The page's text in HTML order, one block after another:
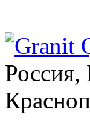
Россия,